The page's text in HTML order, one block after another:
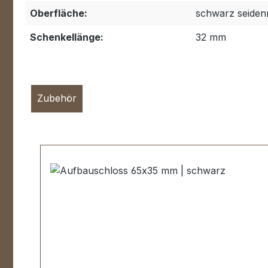
Oberfläche:
schwarz
Schenkellänge:
32 mm
Zubehör